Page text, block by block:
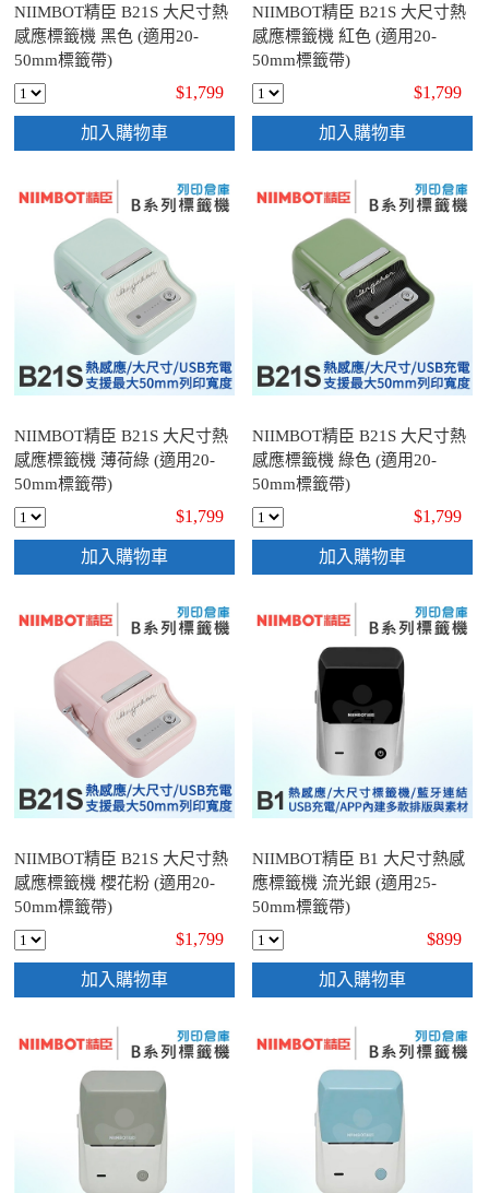
NIIMBOT精臣 B21S 大尺寸熱
感應標籤機 黑色 (適用20-
50mm標籤帶)
$1,799
加入購物車
NIIMBOT精臣 B21S 大尺寸熱
感應標籤機 紅色 (適用20-
50mm標籤帶)
$1,799
加入購物車
NIIMBOT精臣 B21S 大尺寸熱
感應標籤機 薄荷綠 (適用20-
50mm標籤帶)
$1,799
加入購物車
NIIMBOT精臣 B21S 大尺寸熱
感應標籤機 綠色 (適用20-
50mm標籤帶)
$1,799
加入購物車
NIIMBOT精臣 B21S 大尺寸熱
感應標籤機 櫻花粉 (適用20-
50mm標籤帶)
$1,799
加入購物車
NIIMBOT精臣 B1 大尺寸熱感
應標籤機 流光銀 (適用25-
50mm標籤帶)
$899
加入購物車